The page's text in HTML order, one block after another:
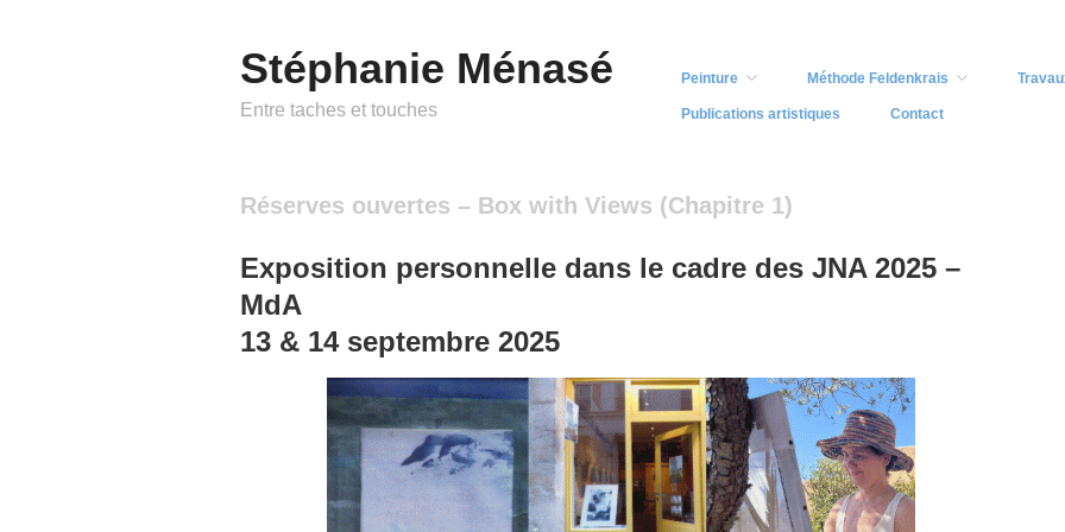
Stéphanie Ménasé
Entre taches et touches
Peinture Méthode Feldenkrais
Publications artistiques Contact
Réserves ouvertes – Box with Views (Chapitre 1)
Exposition personnelle dans le cadre des JNA 2025 –
MdA
13 & 14 septembre 2025